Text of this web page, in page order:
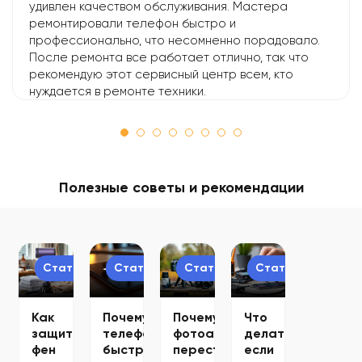
удивлен качеством обслуживания. Мастера
ремонтировали телефон быстро и
профессионально, что несомненно порадовало.
После ремонта все работает отлично, так что
рекомендую этот сервисный центр всем, кто
нуждается в ремонте техники.
Полезные советы и рекомендации
Статьи
Как
защитить
фен
Статьи
Почему
телефон
быстро
Статьи
Почему
фотоаппарат
перестал
Статьи
Что
делать,
если